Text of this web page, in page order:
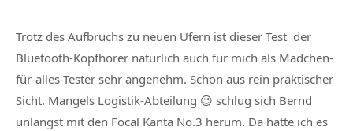
Trotz des Aufbruchs zu neuen Ufern ist dieser Test der
Bluetooth-Kopfhörer natürlich auch für mich als Mädchen-
für-alles-Tester sehr angenehm. Schon aus rein praktischer
Sicht. Mangels Logistik-Abteilung 😉 schlug sich Bernd
unlängst mit den Focal Kanta No.3 herum. Da hatte ich es